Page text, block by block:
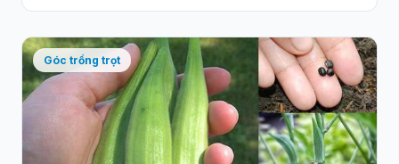
Góc trồng trọt